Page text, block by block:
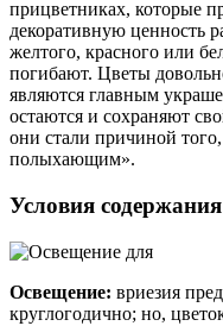
прицветниках, которые
декоративную ценность
желтого, красного или
погибают. Цветы
являются главным
остаются и сохраняют
они стали причиной
полыхающим».
Условия
Освещение: вриезия
круглогодично; но,